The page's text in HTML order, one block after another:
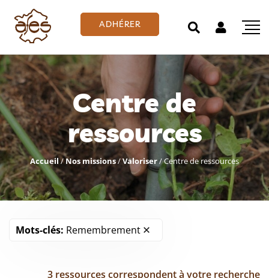
ADHÉRER
Centre de
ressources
Accueil/Nos missions/Valoriser/Centre de ressources
Mots-clés: Remembrement
3 ressources correspondent à votre recherche